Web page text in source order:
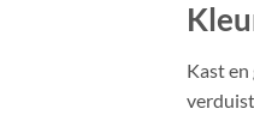
Kast